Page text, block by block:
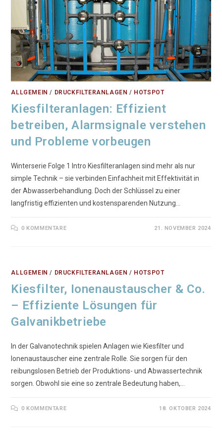
ALLGEMEIN / DRUCKFILTERANLAGEN / HOTSPOT
Kiesfilteranlagen: Effizient
betreiben, Alarmsignale verstehen
und Probleme vorbeugen
Winterserie Folge 1 Intro Kiesfilteranlagen sind mehr als nur
simple Technik – sie verbinden Einfachheit mit Effektivität in
der Abwasserbehandlung. Doch der Schlüssel zu einer
langfristig effizienten und kostensparenden Nutzung…
0 KOMMENTARE 21. NOVEMBER 2024
ALLGEMEIN / DRUCKFILTERANLAGEN / HOTSPOT
Kiesfilter, Ionenaustauscher & Co.
– Effiziente Lösungen für
Galvanikbetriebe
In der Galvanotechnik spielen Anlagen wie Kiesfilter und
Ionenaustauscher eine zentrale Rolle. Sie sorgen für den
reibungslosen Betrieb der Produktions- und Abwassertechnik
sorgen. Obwohl sie eine so zentrale Bedeutung haben,…
0 KOMMENTARE 18. OKTOBER 2024